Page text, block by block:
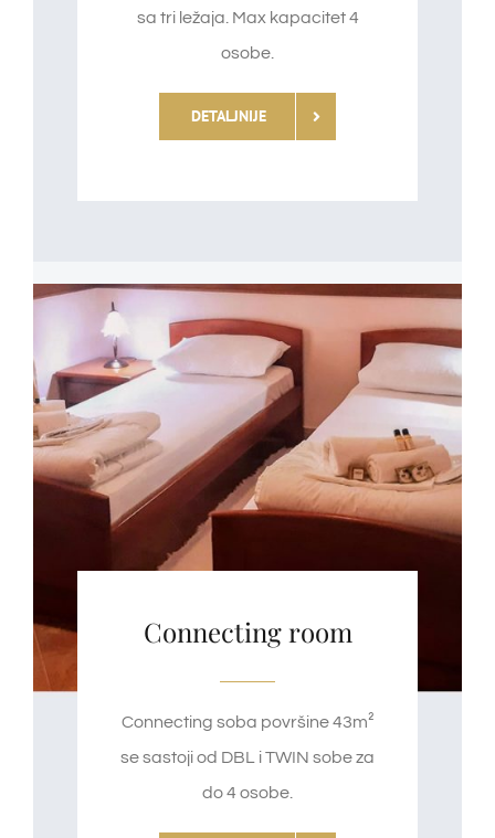
sa tri ležaja. Max kapacitet 4
osobe.
DETALJNIJE
Connecting room
Connecting soba površine 43m²
se sastoji od DBL i TWIN sobe za
do 4 osobe.